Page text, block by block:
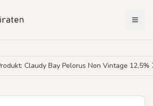
Claudy Bay Pelorus Non Vintage